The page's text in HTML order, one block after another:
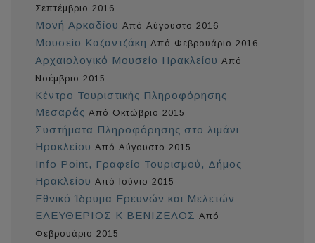
Σεπτέμβριο 2016
Μονή Αρκαδίου Από Αύγουστο 2016
Μουσείο Καζαντζάκη Από Φεβρουάριο 2016
Αρχαιολογικό Μουσείο Ηρακλείου Από
Νοέμβριο 2015
Κέντρο Τουριστικής Πληροφόρησης
Μεσαράς Από Οκτώβριο 2015
Συστήματα Πληροφόρησης στο λιμάνι
Ηρακλείου Από Αύγουστο 2015
Info Point, Γραφείο Τουρισμού, Δήμος
Ηρακλείου Από Ιούνιο 2015
Εθνικό Ίδρυμα Ερευνών και Μελετών
ΕΛΕΥΘΕΡΙΟΣ Κ ΒΕΝΙΖΕΛΟΣ Από
Φεβρουάριο 2015